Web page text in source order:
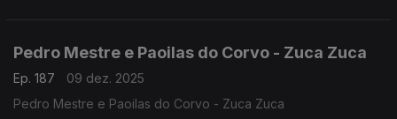
Pedro Mestre e Paoilas do Corvo - Zuca Zuca
Ep. 187
09 dez. 2025
Pedro Mestre e Paoilas do Corvo - Zuca Zuca